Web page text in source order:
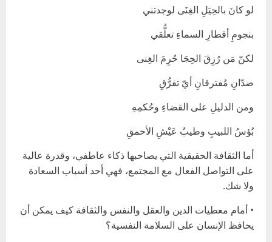
لو كانَ بالحِيَلِ الغِنَى لوجدتني
بنجومِ أقطارِ السماءِ تعلُّقي
لكنّ مَن رُزِقَ الحِجَا حُرِمَ الغِنى
ضدّانِ مُفترقانِ أيّ تفرُّقِ
ومن الدليلِ على القضاءِ وحُكمِهِ
بُؤسُ اللبيبِ وطيبُ عَيْشِ الأحمقِ
أما الثقافة الحقيقية التي يصاحبها ذكاء عاطفي، وقدرة عالية
على التواصل الفعال مع المجتمع، فهي أحد أسباب السعادة
ولا شك.
• أمام معطيات الدين والعقل والنفس والثقافة كيف يمكن أن
يحافظ الإنسان على السلامة النفسية؟